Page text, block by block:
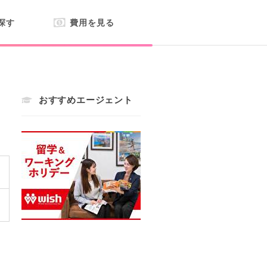
す 費用を見る
おすすめエージェント